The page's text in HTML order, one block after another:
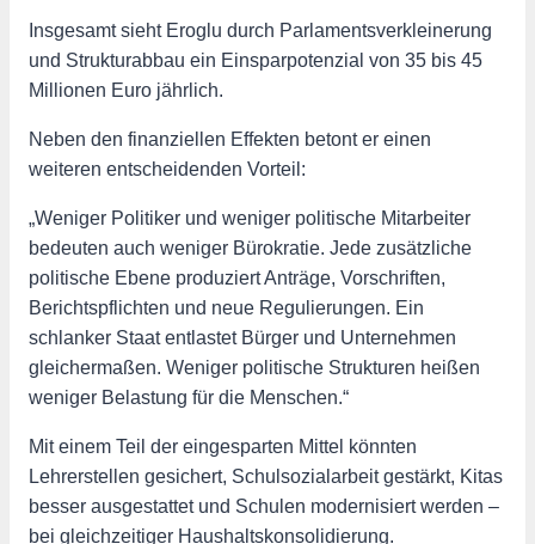
Insgesamt sieht Eroglu durch Parlamentsverkleinerung
und Strukturabbau ein Einsparpotenzial von 35 bis 45
Millionen Euro jährlich.
Neben den finanziellen Effekten betont er einen
weiteren entscheidenden Vorteil:
„Weniger Politiker und weniger politische Mitarbeiter
bedeuten auch weniger Bürokratie. Jede zusätzliche
politische Ebene produziert Anträge, Vorschriften,
Berichtspflichten und neue Regulierungen. Ein
schlanker Staat entlastet Bürger und Unternehmen
gleichermaßen. Weniger politische Strukturen heißen
weniger Belastung für die Menschen.“
Mit einem Teil der eingesparten Mittel könnten
Lehrerstellen gesichert, Schulsozialarbeit gestärkt, Kitas
besser ausgestattet und Schulen modernisiert werden –
bei gleichzeitiger Haushaltskonsolidierung.